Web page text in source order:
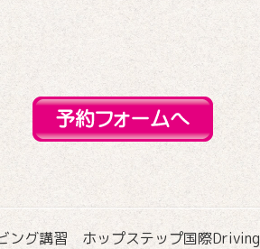
ング講習 ホップステップ国際Driving